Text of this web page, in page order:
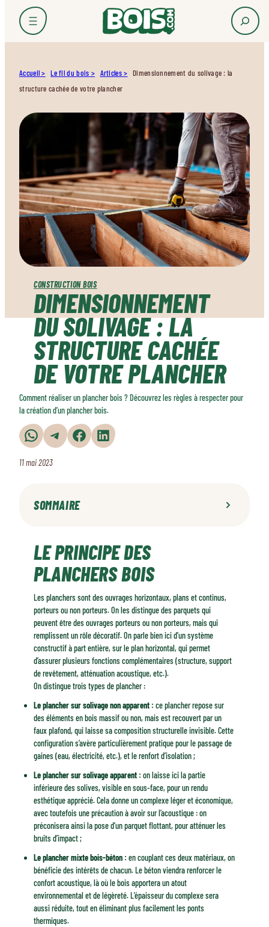
Accueil Le fil du bois Articles
Dimensionnement du solivage : la
structure cachée de votre plancher
CONSTRUCTION BOIS
DIMENSIONNEMENT
DU SOLIVAGE : LA
STRUCTURE CACHÉE
DE VOTRE PLANCHER
Comment réaliser un plancher bois ? Découvrez les règles à respecter pour
la création d’un plancher bois.
Partager sur WhatsApp Partager sur Telegram Partager sur Facebook Partager sur LinkedIn
11 mai 2023
SOMMAIRE
Quelles questions avant d’entreprendre la réalisation d’un plancher ?
Les règles fondamentales
Une offre variée d’éléments de structure
Pose des panneaux — généralités
Plancher en lames de bois massif
Les charges
La dalle de plancher
LE PRINCIPE DES
PLANCHERS BOIS
Les planchers sont des ouvrages horizontaux, plans et continus,
porteurs ou non porteurs. On les distingue des parquets qui
peuvent être des ouvrages porteurs ou non porteurs, mais qui
remplissent un rôle décoratif. On parle bien ici d’un système
constructif à part entière, sur le plan horizontal, qui permet
d’assurer plusieurs fonctions complémentaires (structure, support
de revêtement, atténuation acoustique, etc.).
On distingue trois types de plancher :
Le plancher sur solivage non apparent : ce plancher repose sur
des éléments en bois massif ou non, mais est recouvert par un
faux plafond, qui laisse sa composition structurelle invisible. Cette
configuration s’avère particulièrement pratique pour le passage de
gaines (eau, électricité, etc.), et le renfort d’isolation ;
Le plancher sur solivage apparent : on laisse ici la partie
inférieure des solives, visible en sous-face, pour un rendu
esthétique apprécié. Cela donne un complexe léger et économique,
avec toutefois une précaution à avoir sur l’acoustique : on
préconisera ainsi la pose d’un parquet flottant, pour atténuer les
bruits d’impact ;
Le plancher mixte bois-béton : en couplant ces deux matériaux, on
bénéficie des intérêts de chacun. Le béton viendra renforcer le
confort acoustique, là où le bois apportera un atout
environnemental et de légèreté. L’épaisseur du complexe sera
aussi réduite, tout en éliminant plus facilement les ponts
thermiques.